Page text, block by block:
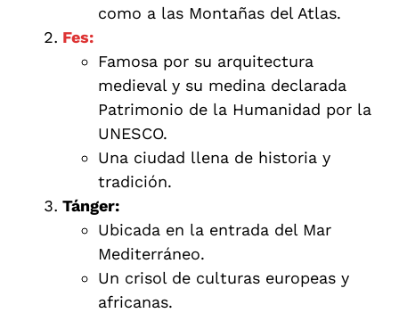
como a las Montañas del Atlas.
Fes:
Famosa por su arquitectura
medieval y su medina declarada
Patrimonio de la Humanidad por la
UNESCO.
Una ciudad llena de historia y
tradición.
Tánger:
Ubicada en la entrada del Mar
Mediterráneo.
Un crisol de culturas europeas y
africanas.